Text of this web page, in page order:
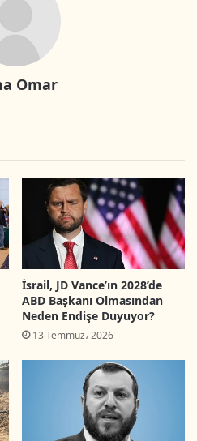
mahallelerinden
Camii’ne bakan bir
oğul. (El Cezire Net)
Omar
İsrail, JD Vance’ın 2028’de
ABD Başkanı Olmasından
Neden Endişe Duyuyor?
13 Temmuz، 2026